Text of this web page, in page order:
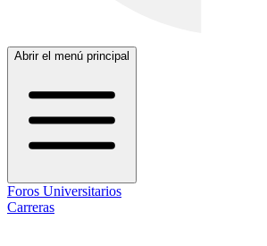
Abrir el menú principal
Foros Universitarios
Carreras